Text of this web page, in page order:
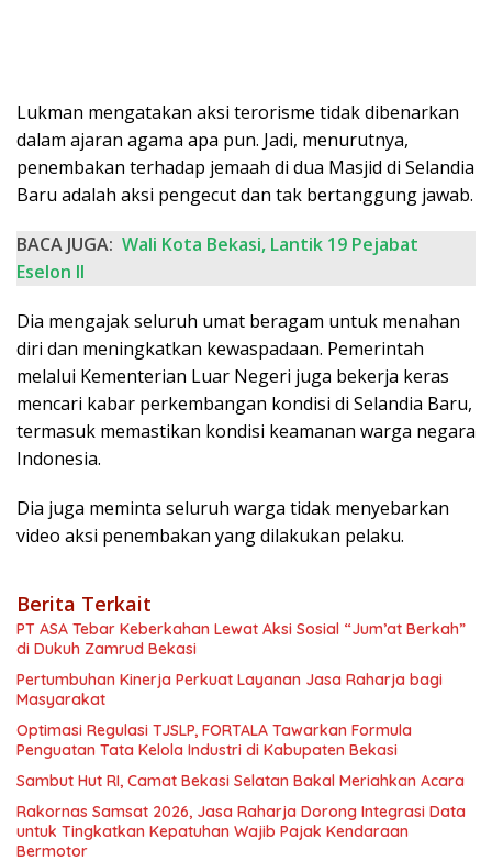
Lukman mengatakan aksi terorisme tidak dibenarkan
dalam ajaran agama apa pun. Jadi, menurutnya,
penembakan terhadap jemaah di dua Masjid di Selandia
Baru adalah aksi pengecut dan tak bertanggung jawab.
BACA JUGA: Wali Kota Bekasi, Lantik 19 Pejabat
Eselon II
Dia mengajak seluruh umat beragam untuk menahan
diri dan meningkatkan kewaspadaan. Pemerintah
melalui Kementerian Luar Negeri juga bekerja keras
mencari kabar perkembangan kondisi di Selandia Baru,
termasuk memastikan kondisi keamanan warga negara
Indonesia.
Dia juga meminta seluruh warga tidak menyebarkan
video aksi penembakan yang dilakukan pelaku.
Berita Terkait
PT ASA Tebar Keberkahan Lewat Aksi Sosial “Jum’at Berkah”
di Dukuh Zamrud Bekasi
Pertumbuhan Kinerja Perkuat Layanan Jasa Raharja bagi
Masyarakat
Optimasi Regulasi TJSLP, FORTALA Tawarkan Formula
Penguatan Tata Kelola Industri di Kabupaten Bekasi
Sambut Hut RI, Camat Bekasi Selatan Bakal Meriahkan Acara
Rakornas Samsat 2026, Jasa Raharja Dorong Integrasi Data
untuk Tingkatkan Kepatuhan Wajib Pajak Kendaraan
Bermotor